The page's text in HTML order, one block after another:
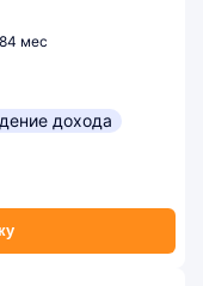
мес
дохода